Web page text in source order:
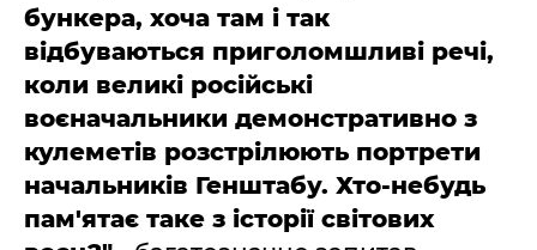
бункера, хоча там і так
відбуваються приголомшливі речі,
коли великі російські
воєначальники демонстративно з
кулеметів розстрілюють портрети
начальників Генштабу. Хто-небудь
пам'ятає таке з історії світових